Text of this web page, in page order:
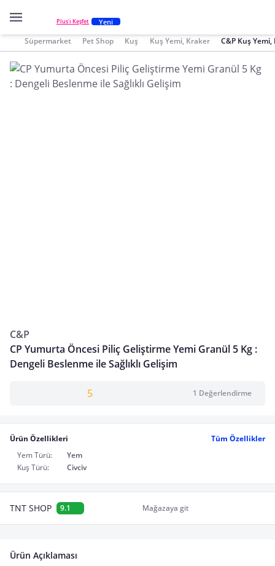
Plus'ı Keşfet Yeni
Süpermarket Pet Shop Kuş Kuş Yemi, Kraker C&P Kuş
C&P
CP Yumurta Öncesi Piliç Geliştirme Yemi Granül 5 Kg :
Dengeli Beslenme ile Sağlıklı Gelişim
5 1 Değerlendirme
Ürün Özellikleri
Tüm Özellikler
Yem Türü:
Yem
Kuş Türü:
Civciv
TNT SHOP 9.1 Mağazaya git
Ürün Açıklaması